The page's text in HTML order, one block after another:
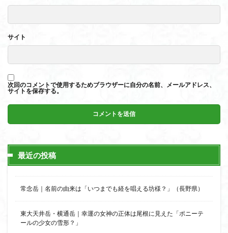
サイト
次回のコメントで使用するためブラウザーに自分の名前、メールアドレス、
サイトを保存する。
最近の投稿
常念岳｜名前の由来は「いつまでも経を唱える坊様？」（長野県）
東大天井岳・横通岳｜幸運の女神の正体は尾根に見えた「ポニーテ
ールの少女の雪形？」